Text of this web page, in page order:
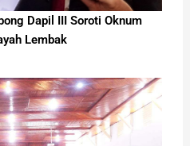
Dapil III Soroti Oknum
Lembak